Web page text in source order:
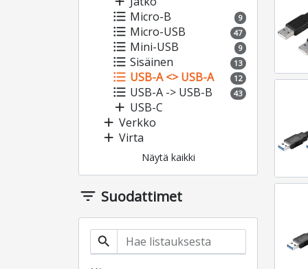
format_list_bulleted Micro-B 9
format_list_bulleted Micro-USB 47
format_list_bulleted Mini-USB 9
format_list_bulleted Sisäinen 13
format_list_bulleted USB-A <> USB-A 12
format_list_bulleted USB-A -> USB-B 43
add USB-C
add Verkko
add Virta
Näytä kaikki
filter_list Suodattimet
search